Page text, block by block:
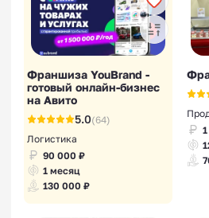
Франшиза YouBrand -
готовый онлайн-бизнес
на Авито
5.0(64)
Логистика
90 000 ₽
1 месяц
130 000 ₽